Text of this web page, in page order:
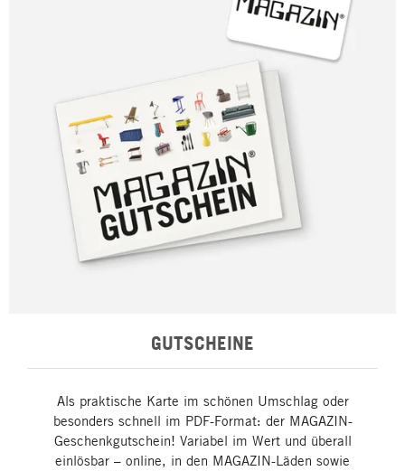
GUTSCHEINE
Als praktische Karte im schönen Umschlag oder
besonders schnell im PDF-Format: der MAGAZIN-
Geschenkgutschein! Variabel im Wert und überall
einlösbar – online, in den MAGAZIN-Läden sowie